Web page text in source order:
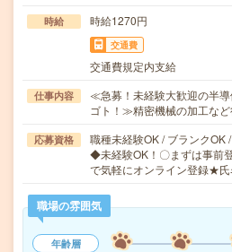
時給 時給1270円
交通費
交通費規定内支給
仕事内容
≪急募！未経験大歓迎の半
ゴト！≫精密機械の加工な
応募資格
職種未経験OK / ブランクOK
◆未経験OK！〇まずは事前
で気軽にオンライン登録★
職場の雰囲気
年齢層